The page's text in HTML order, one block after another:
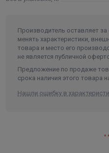
Производитель оставляет
менять характеристики,
товара и место его
не является публичной
Предложение по продаже
срока наличия этого товара
Нашли ошибку в